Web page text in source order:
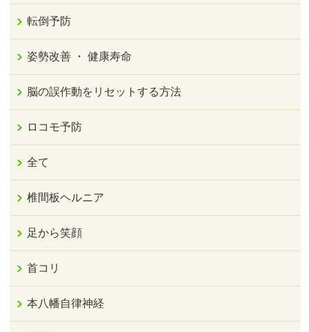
転倒予防
姿勢改善 ・ 健康寿命
脳の誤作動をリセットする方法
ロコモ予防
全て
椎間板ヘルニア
足から笑顔
首コリ
本八幡自律神経